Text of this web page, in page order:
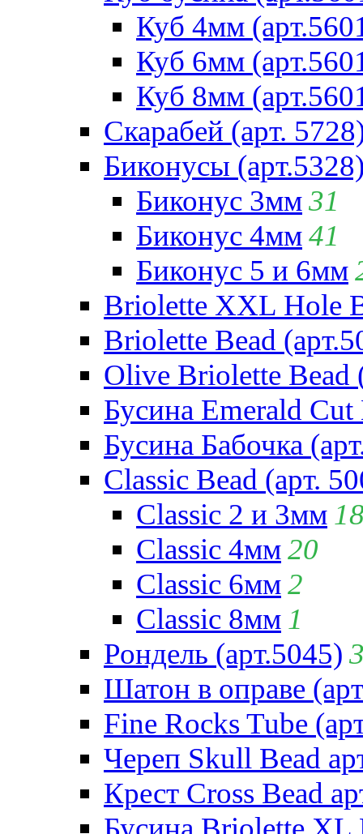
Куб 4мм
Куб 6мм
Куб 8мм
Скарабей (арт.
Биконусы
Биконус 3мм31
Биконус 4мм41
Биконус 5 и 6мм
Briolette XXL Hole
Briolette Bead
Olive Briolette Bead
Бусина Emerald Cut
Бусина Бабочка
Classic Bead (арт.
Classic 2 и 3мм
Classic 4мм20
Classic 6мм2
Classic 8мм 1
Рондель (арт.5045)
Шатон в оправе
Fine Rocks Tube
Череп Skull Bead
Крест Cross Bead